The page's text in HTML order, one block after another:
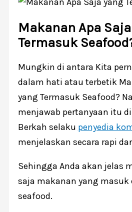
Makanan Apa
Termasuk
Mungkin di antara Kita
dalam hati atau terbetik
yang Termasuk Seafood?
menjawab pertanyaan itu
Berkah selaku penyedia
menjelaskan secara rapi
Sehingga Anda akan jelas
saja makanan yang
seafood.